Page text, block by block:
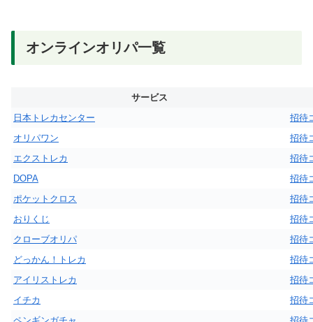
オンラインオリパ一覧
サービス
日本トレカセンター
招待
オリパワン
招待
エクストレカ
招待
DOPA
招待
ポケットクロス
招待
おりくじ
招待
クローブオリパ
招待
どっかん！トレカ
招待
アイリストレカ
招待
イチカ
招待